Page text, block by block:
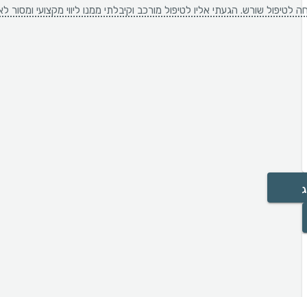
לטיפול שורש. הגעתי אליו לטיפול מורכב וקיבלתי ממנו ליווי מקצועי